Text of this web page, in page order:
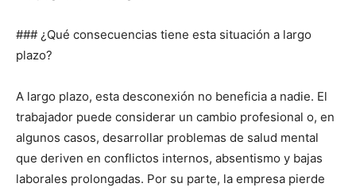
### ¿Qué consecuencias tiene esta situación a largo
plazo?
A largo plazo, esta desconexión no beneficia a nadie. El
trabajador puede considerar un cambio profesional o, en
algunos casos, desarrollar problemas de salud mental
que deriven en conflictos internos, absentismo y bajas
laborales prolongadas. Por su parte, la empresa pierde